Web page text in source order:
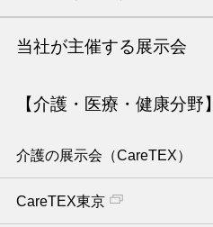
当社が主催する展示会
【介護・医療・健康分野】
介護の展示会（CareTEX）
CareTEX東京